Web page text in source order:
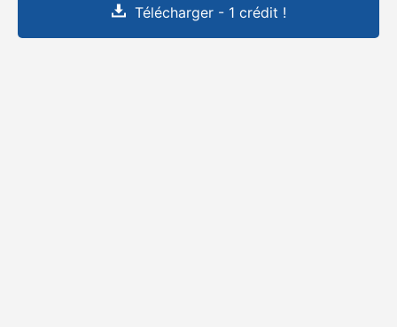
Télécharger - 1 crédit !